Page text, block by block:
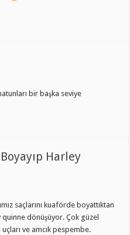
bir başka seviye
Boyayıp Harley
saçlarını kuaförde boyattıktan
dönüşüyor. Çok güzel
ve amcık pespembe.